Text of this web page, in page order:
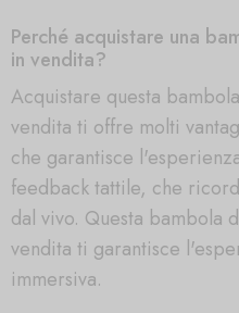
Perché acquistare una
in vendita?
Acquistare questa
vendita ti offre molti
che garantisce
feedback tattile, che
dal vivo. Questa bambola
vendita ti garantisce
immersiva.